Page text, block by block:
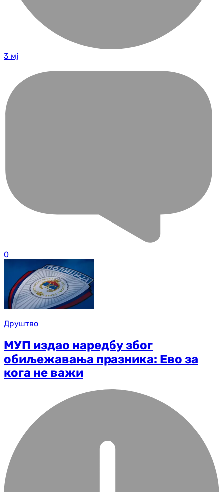
3 мј
0
Друштво
МУП издао наредбу због
обиљежавања празника: Ево за
кога не важи